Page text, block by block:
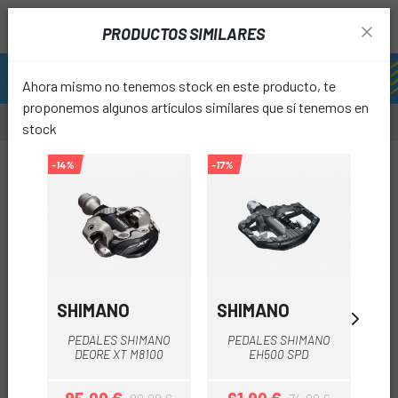
PRODUCTOS SIMILARES
Ahora mismo no tenemos stock en este producto, te
proponemos algunos artículos similares que sí tenemos en
stock
-14%
SHIMANO
PEDALES SHIMANO
DEORE XT M8100
-17%
SHIMANO
PEDALES SHIMANO
EH500 SPD